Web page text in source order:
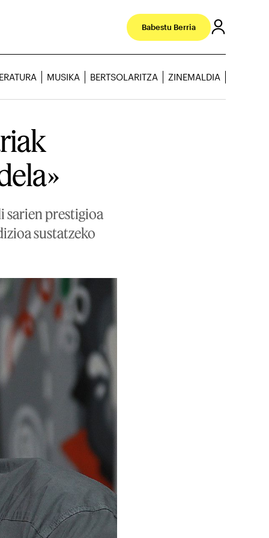
Babestu Berria
MUSIKA BERTSOLARITZA ZINEMALDIA
sarien prestigioa
sustatzeko